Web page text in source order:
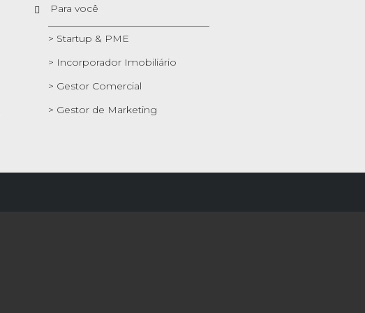
Para você
> Startup & PME
> Incorporador Imobiliário
> Gestor Comercial
> Gestor de Marketing